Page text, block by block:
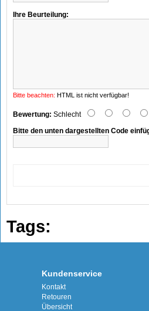
Ihre Beurteilung:
Bitte beachten: HTML ist nicht verfügbar!
Bewertung: Schlecht
Bitte den unten dargestellten Code
Tags:
Kundenservice
Kontakt
Retouren
Übersicht